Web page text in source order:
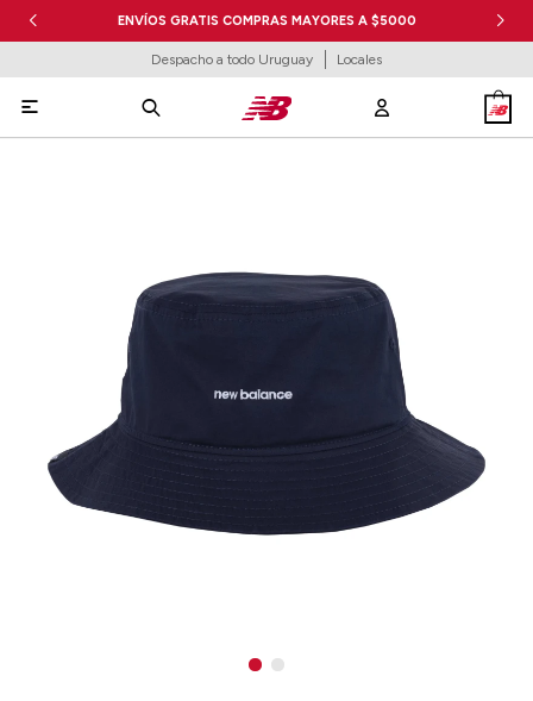
ENVÍOS GRATIS COMPRAS MAYORES A $5000
Despacho a todo Uruguay Locales
